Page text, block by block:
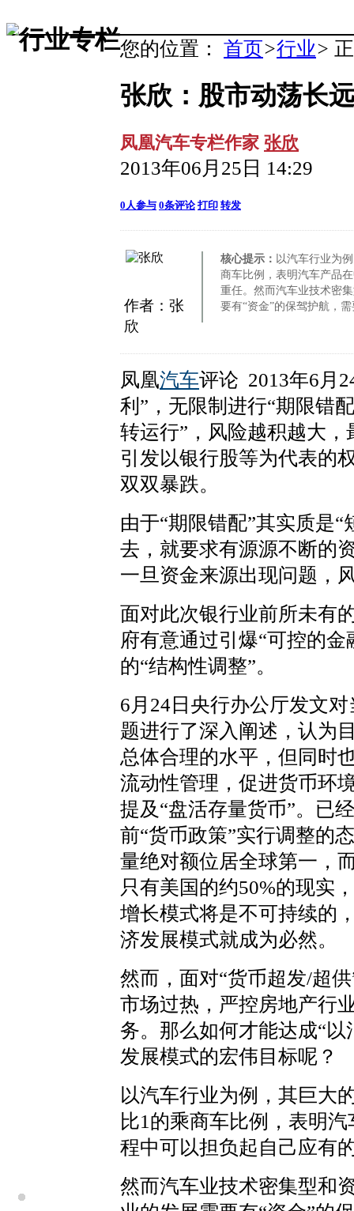
您的位置： 首页>行业>
张欣：股市动荡长
凤凰汽车专栏作家 张欣
2013年06月25日 14:29
0人参与 0条评论 打印 转发
作者：张
欣
核心提示： 以汽车行业为
商车比例，表明汽车产品
重任。然而汽车业技术密
要有“资金”的保驾护航，
凤凰汽车评论 2013年6月
利”，无限制进行“期限错
转运行”，风险越积越大
引发以银行股等为代表的
双双暴跌。
由于“期限错配”其实质是
去，就要求有源源不断的
一旦资金来源出现问题，
面对此次银行业前所未有
府有意通过引爆“可控的
的“结构性调整”。
6月24日央行办公厅发文
题进行了深入阐述，认为
总体合理的水平，但同时
流动性管理，促进货币环
提及“盘活存量货币”。已
前“货币政策”实行调整的
量绝对额位居全球第一，
只有美国的约50%的现实
增长模式将是不可持续的
济发展模式就成为必然。
然而，面对“货币超发/超
市场过热，严控房地产行
务。那么如何才能达成“
发展模式的宏伟目标呢？
以汽车行业为例，其巨大
比1的乘商车比例，表明
程中可以担负起自己应有
然而汽车业技术密集型和